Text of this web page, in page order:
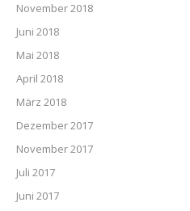
November 2018
Juni 2018
Mai 2018
April 2018
März 2018
Dezember 2017
November 2017
Juli 2017
Juni 2017